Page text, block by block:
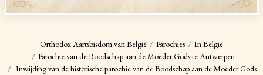
Orthodox Aartsbisdom van België Parochies
In België
Parochie van de Boodschap aan de Moeder Gods te Antwerpen
Inwijding van de historische parochie van de Boodschap aan de Moeder Gods